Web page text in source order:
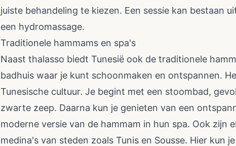
juiste behandeling te kiezen. Een sessie kan bestaan
een hydromassage.
Traditionele hammams en spa's
Naast thalasso biedt Tunesië ook de traditionele
badhuis waar je kunt schoonmaken en ontspannen.
Tunesische cultuur. Je begint met een stoombad,
zwarte zeep. Daarna kun je genieten van een
moderne versie van de hammam in hun spa. Ook zijn
medina's van steden zoals Tunis en Sousse. Hier kun